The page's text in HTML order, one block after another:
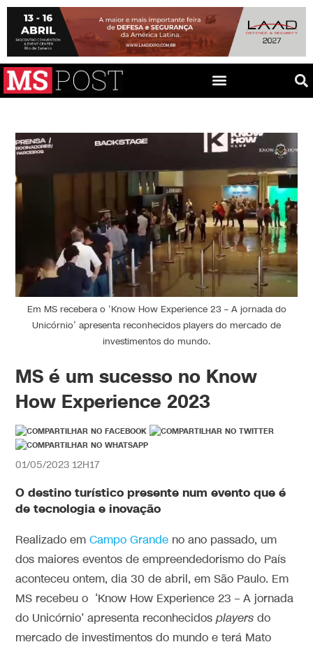
Em MS recebera o ‘Know How Experience 23 – A jornada do
Unicórnio’ apresenta reconhecidos players do mercado de
investimentos do mundo.
MS é um sucesso no Know
How Experience 2023
01/05/2023 12H17
O destino turístico presente num evento que é
de tecnologia e inovação
Realizado emCampo Grande no ano passado, um
dos maiores eventos de empreendedorismo do País
aconteceu ontem, dia 30 de abril, em São Paulo. Em
MS recebeu o ‘Know How Experience 23 – A jornada
do Unicórnio’ apresenta reconhecidosplayers do
mercado de investimentos do mundo e terá Mato